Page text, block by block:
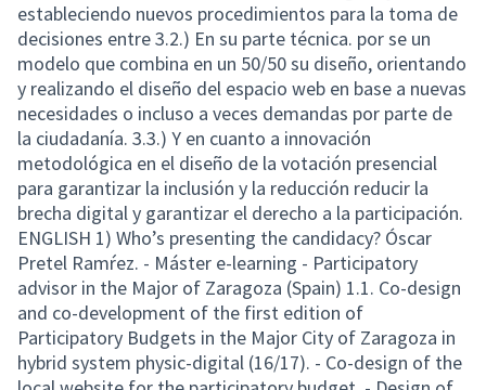
estableciendo nuevos procedimientos para la toma de
decisiones entre 3.2.) En su parte técnica. por se un
modelo que combina en un 50/50 su diseño, orientando
y realizando el diseño del espacio web en base a nuevas
necesidades o incluso a veces demandas por parte de
la ciudadanía. 3.3.) Y en cuanto a innovación
metodológica en el diseño de la votación presencial
para garantizar la inclusión y la reducción reducir la
brecha digital y garantizar el derecho a la participación.
ENGLISH 1) Who’s presenting the candidacy? Óscar
Pretel Ramŕez. - Máster e-learning - Participatory
advisor in the Major of Zaragoza (Spain) 1.1. Co-design
and co-development of the first edition of
Participatory Budgets in the Major City of Zaragoza in
hybrid system physic-digital (16/17). - Co-design of the